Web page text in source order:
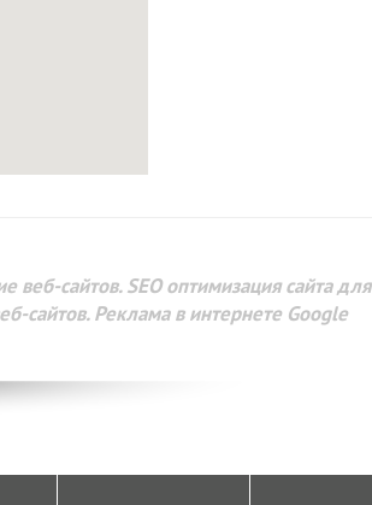
веб-сайтов. SEO оптимизация сайта для
сайтов. Реклама в интернете Google